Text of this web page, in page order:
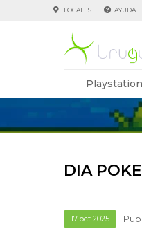
Playstation
LOCALES AYUDA
DIA
17 oct 2025